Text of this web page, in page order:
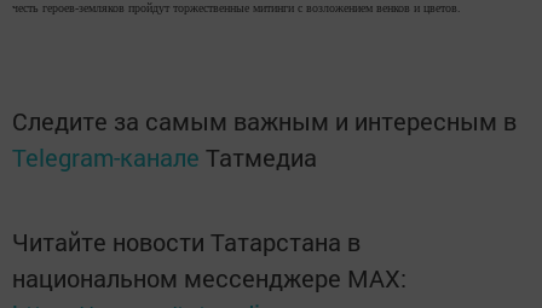
честь героев-земляков пройдут торжественные митинги с возложением венков и цветов.
Следите за самым важным и интересным в
Telegram-канале Татмедиа
Читайте новости Татарстана в
национальном мессенджере MАХ: